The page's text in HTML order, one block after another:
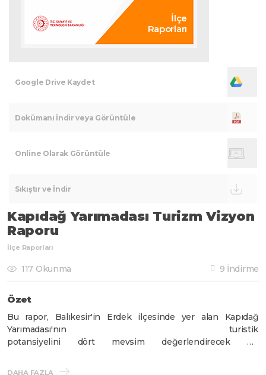
İlçe
Raporları
Google Drive Kaydet
Dokümanı İndir veya Görüntüle
Online Olarak Görüntüle
Sıkıştır ve İndir
Kapıdağ Yarımadası Turizm Vizyon
Raporu
İlçe Raporları
117 Okunma 9 İndirme
Özet
Bu rapor, Balıkesir'in Erdek ilçesinde yer alan Kapıdağ
Yarımadası'nın turistik
potansiyelini dört mevsim değerlendirecek bir
hedefleyen “Tematik Planlama, Bağlamsal Tasarım ve Vizyon
DAHA FAZLA